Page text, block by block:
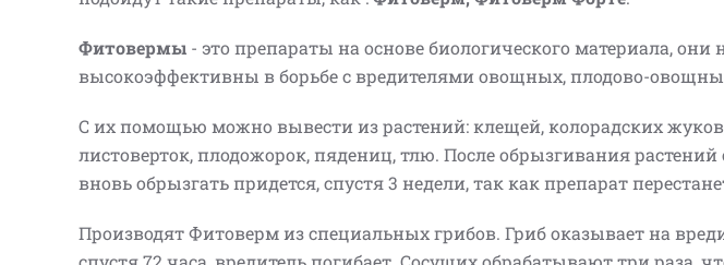
Фитовермы - это препараты на основе биологического материала,
высокоэффективны в борьбе с вредителями овощных, плодово-
С их помощью можно вывести из растений: клещей, колорадских
листоверток, плодожорок, пядениц, тлю. После обрызгивания
вновь обрызгать придется, спустя 3 недели, так как препарат
Производят Фитоверм из специальных грибов. Гриб оказывает на